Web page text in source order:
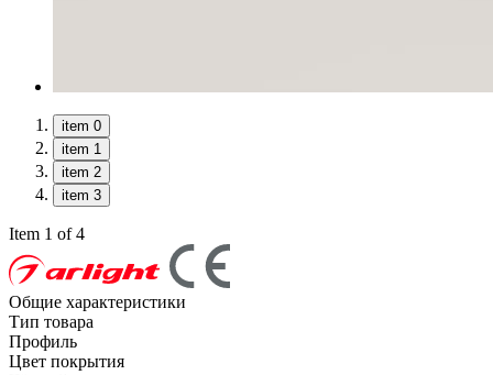
item 0
item 1
item 2
item 3
Item 1 of 4
Общие характеристики
Тип товара
Профиль
Цвет покрытия